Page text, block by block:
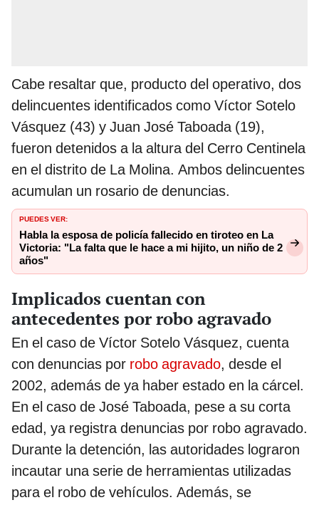
Cabe resaltar que, producto del operativo, dos
delincuentes identificados como Víctor Sotelo
Vásquez (43) y Juan José Taboada (19),
fueron detenidos a la altura del Cerro Centinela
en el distrito de La Molina. Ambos delincuentes
acumulan un rosario de denuncias.
PUEDES VER:
Habla la esposa de policía fallecido en tiroteo en La
Victoria: "La falta que le hace a mi hijito, un niño de 2
años"
Implicados cuentan con
antecedentes por robo agravado
En el caso de Víctor Sotelo Vásquez, cuenta
con denuncias por robo agravado, desde el
2002, además de ya haber estado en la cárcel.
En el caso de José Taboada, pese a su corta
edad, ya registra denuncias por robo agravado.
Durante la detención, las autoridades lograron
incautar una serie de herramientas utilizadas
para el robo de vehículos. Además, se